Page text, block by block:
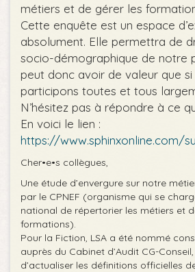
métiers et de gérer les
Cette enquête est un espace
absolument. Elle permettra de
socio-démographique de notre
peut donc avoir de valeur que si
participons toutes et tous
N’hésitez pas à répondre à ce
En voici le lien :
https://www.sphinxonline.com/
Cher•e•s collègues,
Une étude d’envergure sur notre
par le CPNEF (organisme qui se
national de répertorier les métiers et
formations).
Pour la Fiction, LSA a été nommé
auprès du Cabinet d’Audit CG-
d’actualiser les définitions officielles